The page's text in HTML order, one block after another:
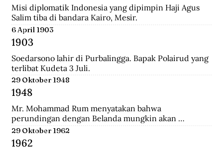
Misi diplomatik Indonesia yang dipimpin Haji Agus
Salim tiba di bandara Kairo, Mesir.
6 April 1903
1903
Soedarsono lahir di Purbalingga. Bapak Polairud yang
terlibat Kudeta 3 Juli.
29 Oktober 1948
1948
Mr. Mohammad Rum menyatakan bahwa
perundingan dengan Belanda mungkin akan
dilanjutkan bulan depan, dan akan mendatangkan
kepastian.
29 Oktober 1962
1962